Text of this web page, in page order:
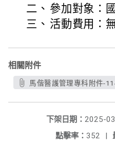
二、 參加對象：
三、 活動費用：
相關附件
馬偕醫護管理專科附件-
下架日期： 2025-
點擊率： 352 |